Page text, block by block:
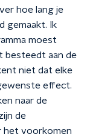
hoe lang je
gemaakt. Ik
moest
besteedt aan de
niet dat elke
effect.
naar de
de
het voorkomen